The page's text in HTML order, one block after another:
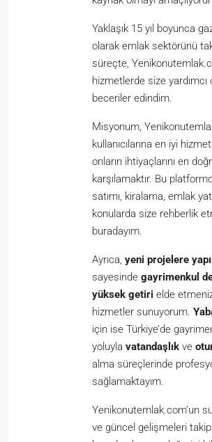
Yaklaşık 15 yıl boyunca
olarak emlak sektörünü
süreçte,
hizmetlerde size
beceriler edindim.
Misyonum,
kullanıcılarına en iyi
onların ihtiyaçlarını en
karşılamaktır. Bu
satımı, kiralama, emlak
konularda size rehberlik
buradayım.
Ayrıca, yeni projelere
sayesinde gayrimenkul
yüksek getiri elde
hizmetler sunuyorum.
için ise Türkiye’de
yoluyla vatandaşlık ve
alma süreçlerinde
sağlamaktayım.
Yenikonutemlak.com’un
ve güncel gelişmeleri